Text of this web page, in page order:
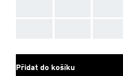
Přidat do košíku